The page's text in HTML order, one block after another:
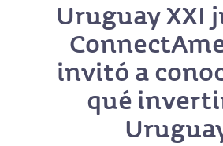
Uruguay XXI
invitó a
qué